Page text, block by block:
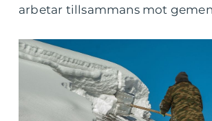
arbetar tillsammans mot